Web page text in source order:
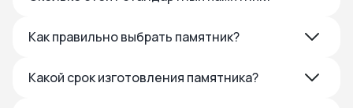
Как правильно выбрать памятник?
Какой срок изготовления памятника?